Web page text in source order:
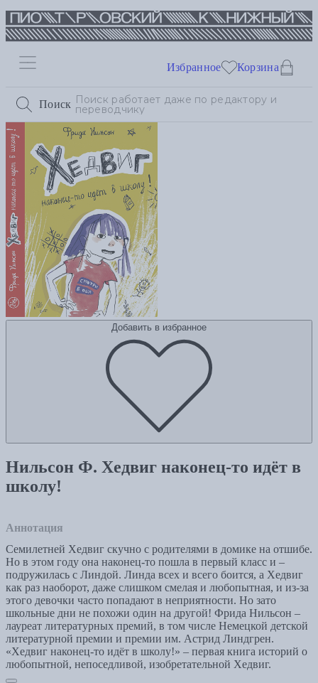
Поиск
Избранное Корзина
Добавить в избранное
Нильсон Ф. Хедвиг наконец-то идёт в
школу!
Аннотация
Семилетней Хедвиг скучно с родителями в домике на отшибе.
Но в этом году она наконец-то пошла в первый класс и –
подружилась с Линдой. Линда всех и всего боится, а Хедвиг
как раз наоборот, даже слишком смелая и любопытная, и из-за
этого девочки часто попадают в неприятности. Но зато
школьные дни не похожи один на другой! Фрида Нильсон –
лауреат литературных премий, в том числе Немецкой детской
литературной премии и премии им. Астрид Линдгрен.
«Хедвиг наконец-то идёт в школу!» – первая книга историй о
любопытной, непоседливой, изобретательной Хедвиг.